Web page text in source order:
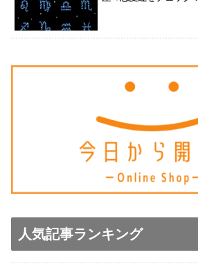
人気記事ランキング